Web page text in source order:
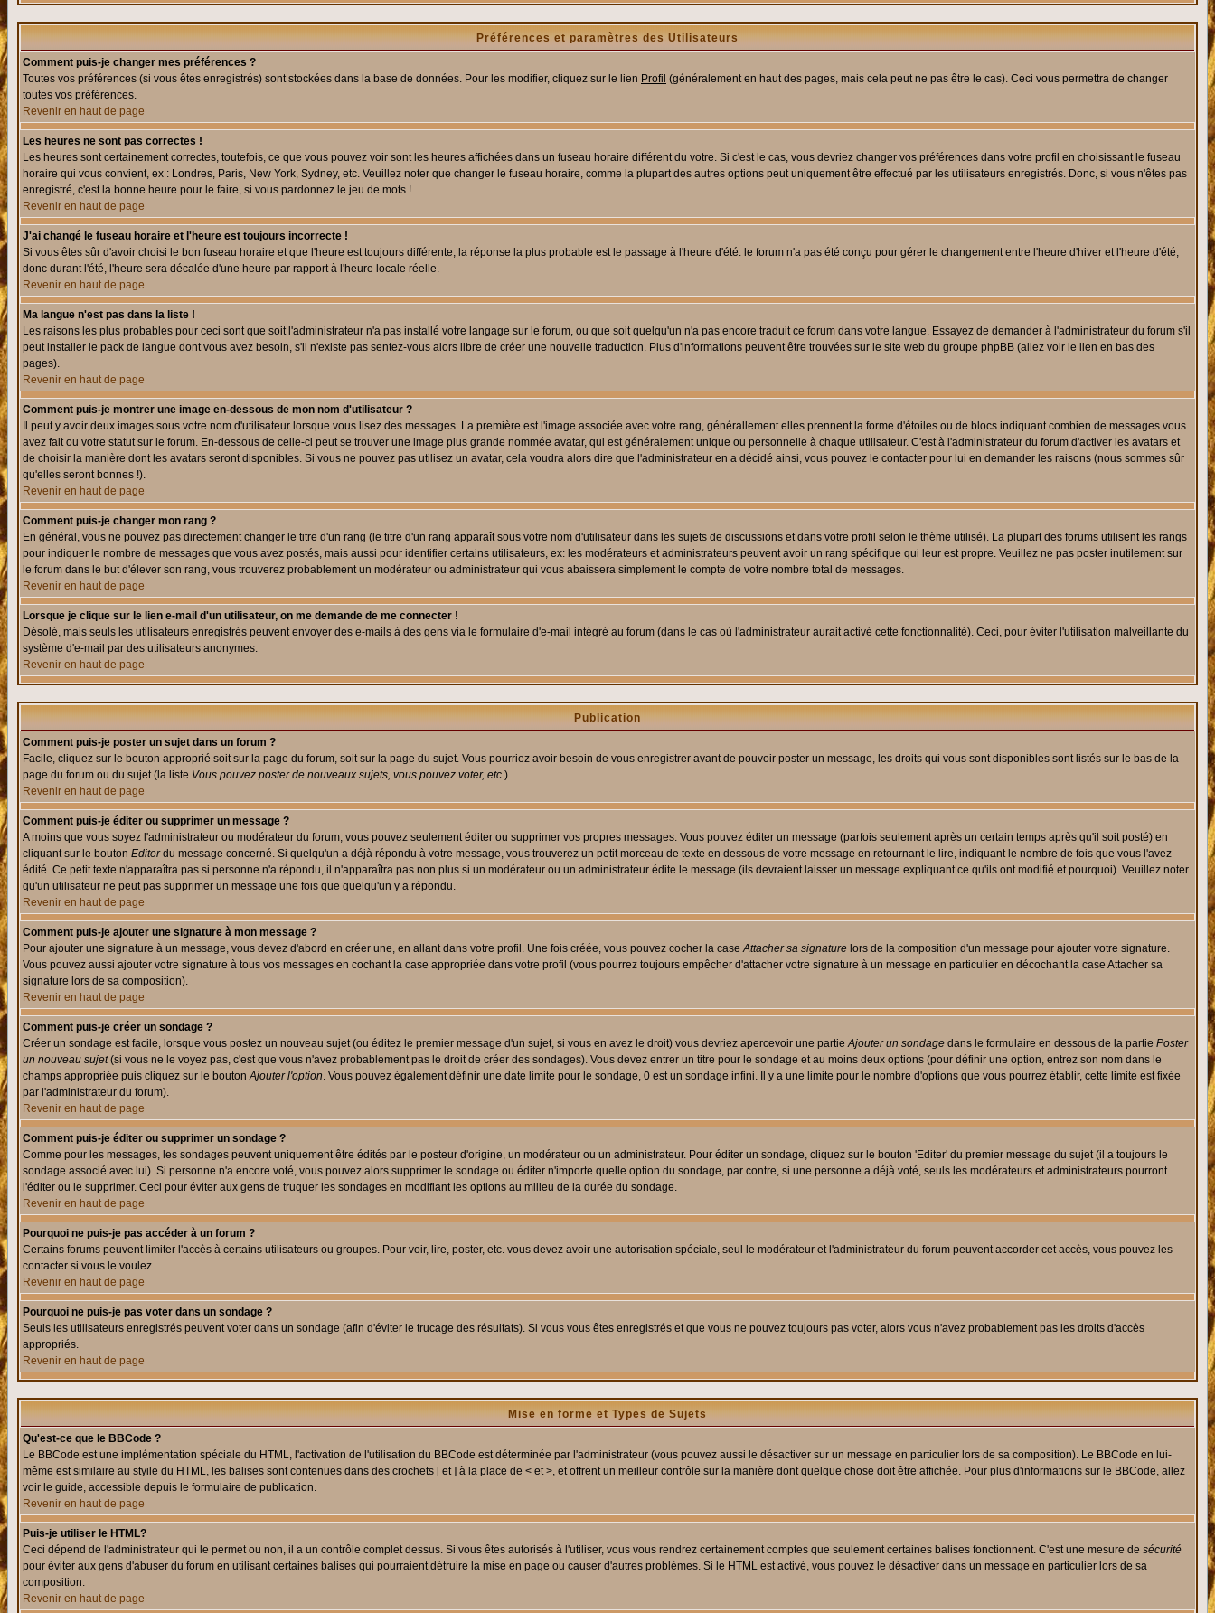
Préférences et paramètres des Utilisateurs
Comment puis-je changer mes préférences ?
Toutes vos préférences (si vous êtes enregistrés) sont stockées dans la base de données. Pour les modifier, cliquez sur le lien Profil (généralement en haut des pages, mais cela peut ne pas être le cas). Ceci vous permettra de changer
toutes vos préférences.
Revenir en haut de page
Les heures ne sont pas correctes !
Les heures sont certainement correctes, toutefois, ce que vous pouvez voir sont les heures affichées dans un fuseau horaire différent du votre. Si c'est le cas, vous devriez changer vos préférences dans votre profil en choisissant le fuseau
horaire qui vous convient, ex : Londres, Paris, New York, Sydney, etc. Veuillez noter que changer le fuseau horaire, comme la plupart des autres options peut uniquement être effectué par les utilisateurs enregistrés. Donc, si vous n'êtes pas
enregistré, c'est la bonne heure pour le faire, si vous pardonnez le jeu de mots !
Revenir en haut de page
J'ai changé le fuseau horaire et l'heure est toujours incorrecte !
Si vous êtes sûr d'avoir choisi le bon fuseau horaire et que l'heure est toujours différente, la réponse la plus probable est le passage à l'heure d'été. le forum n'a pas été conçu pour gérer le changement entre l'heure d'hiver et l'heure d'été,
donc durant l'été, l'heure sera décalée d'une heure par rapport à l'heure locale réelle.
Revenir en haut de page
Ma langue n'est pas dans la liste !
Les raisons les plus probables pour ceci sont que soit l'administrateur n'a pas installé votre langage sur le forum, ou que soit quelqu'un n'a pas encore traduit ce forum dans votre langue. Essayez de demander à l'administrateur du forum s'il
peut installer le pack de langue dont vous avez besoin, s'il n'existe pas sentez-vous alors libre de créer une nouvelle traduction. Plus d'informations peuvent être trouvées sur le site web du groupe phpBB (allez voir le lien en bas des
pages).
Revenir en haut de page
Comment puis-je montrer une image en-dessous de mon nom d'utilisateur ?
Il peut y avoir deux images sous votre nom d'utilisateur lorsque vous lisez des messages. La première est l'image associée avec votre rang, générallement elles prennent la forme d'étoiles ou de blocs indiquant combien de messages vous
avez fait ou votre statut sur le forum. En-dessous de celle-ci peut se trouver une image plus grande nommée avatar, qui est généralement unique ou personnelle à chaque utilisateur. C'est à l'administrateur du forum d'activer les avatars et
de choisir la manière dont les avatars seront disponibles. Si vous ne pouvez pas utilisez un avatar, cela voudra alors dire que l'administrateur en a décidé ainsi, vous pouvez le contacter pour lui en demander les raisons (nous sommes sûr
qu'elles seront bonnes !).
Revenir en haut de page
Comment puis-je changer mon rang ?
En général, vous ne pouvez pas directement changer le titre d'un rang (le titre d'un rang apparaît sous votre nom d'utilisateur dans les sujets de discussions et dans votre profil selon le thème utilisé). La plupart des forums utilisent les rangs
pour indiquer le nombre de messages que vous avez postés, mais aussi pour identifier certains utilisateurs, ex: les modérateurs et administrateurs peuvent avoir un rang spécifique qui leur est propre. Veuillez ne pas poster inutilement sur
le forum dans le but d'élever son rang, vous trouverez probablement un modérateur ou administrateur qui vous abaissera simplement le compte de votre nombre total de messages.
Revenir en haut de page
Lorsque je clique sur le lien e-mail d'un utilisateur, on me demande de me connecter !
Désolé, mais seuls les utilisateurs enregistrés peuvent envoyer des e-mails à des gens via le formulaire d'e-mail intégré au forum (dans le cas où l'administrateur aurait activé cette fonctionnalité). Ceci, pour éviter l'utilisation malveillante du
système d'e-mail par des utilisateurs anonymes.
Revenir en haut de page
Publication
Comment puis-je poster un sujet dans un forum ?
Facile, cliquez sur le bouton approprié soit sur la page du forum, soit sur la page du sujet. Vous pourriez avoir besoin de vous enregistrer avant de pouvoir poster un message, les droits qui vous sont disponibles sont listés sur le bas de la
page du forum ou du sujet (la liste Vous pouvez poster de nouveaux sujets, vous pouvez voter, etc.)
Revenir en haut de page
Comment puis-je éditer ou supprimer un message ?
A moins que vous soyez l'administrateur ou modérateur du forum, vous pouvez seulement éditer ou supprimer vos propres messages. Vous pouvez éditer un message (parfois seulement après un certain temps après qu'il soit posté) en
cliquant sur le bouton Editerdu message concerné. Si quelqu'un a déjà répondu à votre message, vous trouverez un petit morceau de texte en dessous de votre message en retournant le lire, indiquant le nombre de fois que vous l'avez
édité. Ce petit texte n'apparaîtra pas si personne n'a répondu, il n'apparaîtra pas non plus si un modérateur ou un administrateur édite le message (ils devraient laisser un message expliquant ce qu'ils ont modifié et pourquoi). Veuillez noter
qu'un utilisateur ne peut pas supprimer un message une fois que quelqu'un y a répondu.
Revenir en haut de page
Comment puis-je ajouter une signature à mon message ?
Pour ajouter une signature à un message, vous devez d'abord en créer une, en allant dans votre profil. Une fois créée, vous pouvez cocher la caseAttacher sa signature lors de la composition d'un message pour ajouter votre signature.
Vous pouvez aussi ajouter votre signature à tous vos messages en cochant la case appropriée dans votre profil (vous pourrez toujours empêcher d'attacher votre signature à un message en particulier en décochant la case Attacher sa
signature lors de sa composition).
Revenir en haut de page
Comment puis-je créer un sondage ?
Créer un sondage est facile, lorsque vous postez un nouveau sujet (ou éditez le premier message d'un sujet, si vous en avez le droit) vous devriez apercevoir une partieAjouter un sondage dans le formulaire en dessous de la partie Poster
un nouveau sujet(si vous ne le voyez pas, c'est que vous n'avez probablement pas le droit de créer des sondages). Vous devez entrer un titre pour le sondage et au moins deux options (pour définir une option, entrez son nom dans le
champs appropriée puis cliquez sur le boutonAjouter l'option. Vous pouvez également définir une date limite pour le sondage, 0 est un sondage infini. Il y a une limite pour le nombre d'options que vous pourrez établir, cette limite est fixée
par l'administrateur du forum).
Revenir en haut de page
Comment puis-je éditer ou supprimer un sondage ?
Comme pour les messages, les sondages peuvent uniquement être édités par le posteur d'origine, un modérateur ou un administrateur. Pour éditer un sondage, cliquez sur le bouton 'Editer' du premier message du sujet (il a toujours le
sondage associé avec lui). Si personne n'a encore voté, vous pouvez alors supprimer le sondage ou éditer n'importe quelle option du sondage, par contre, si une personne a déjà voté, seuls les modérateurs et administrateurs pourront
l'éditer ou le supprimer. Ceci pour éviter aux gens de truquer les sondages en modifiant les options au milieu de la durée du sondage.
Revenir en haut de page
Pourquoi ne puis-je pas accéder à un forum ?
Certains forums peuvent limiter l'accès à certains utilisateurs ou groupes. Pour voir, lire, poster, etc. vous devez avoir une autorisation spéciale, seul le modérateur et l'administrateur du forum peuvent accorder cet accès, vous pouvez les
contacter si vous le voulez.
Revenir en haut de page
Pourquoi ne puis-je pas voter dans un sondage ?
Seuls les utilisateurs enregistrés peuvent voter dans un sondage (afin d'éviter le trucage des résultats). Si vous vous êtes enregistrés et que vous ne pouvez toujours pas voter, alors vous n'avez probablement pas les droits d'accès
appropriés.
Revenir en haut de page
Mise en forme et Types de Sujets
Qu'est-ce que le BBCode ?
Le BBCode est une implémentation spéciale du HTML, l'activation de l'utilisation du BBCode est déterminée par l'administrateur (vous pouvez aussi le désactiver sur un message en particulier lors de sa composition). Le BBCode en lui-
même est similaire au styile du HTML, les balises sont contenues dans des crochets [ et ] à la place de < et >, et offrent un meilleur contrôle sur la manière dont quelque chose doit être affichée. Pour plus d'informations sur le BBCode, allez
voir le guide, accessible depuis le formulaire de publication.
Revenir en haut de page
Puis-je utiliser le HTML?
Ceci dépend de l'administrateur qui le permet ou non, il a un contrôle complet dessus. Si vous êtes autorisés à l'utiliser, vous vous rendrez certainement comptes que seulement certaines balises fonctionnent. C'est une mesure de sécurité
pour éviter aux gens d'abuser du forum en utilisant certaines balises qui pourraient détruire la mise en page ou causer d'autres problèmes. Si le HTML est activé, vous pouvez le désactiver dans un message en particulier lors de sa
composition.
Revenir en haut de page